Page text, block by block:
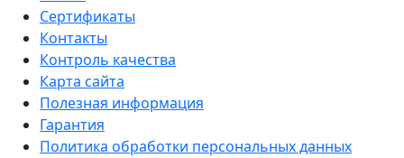
Сертификаты
Контакты
Контроль качества
Карта сайта
Полезная информация
Гарантия
Политика обработки персональных данных